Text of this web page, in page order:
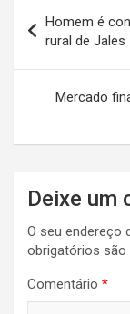
A
p
p
b
o
o
k
de
Post
Homem é
rural de Jales
Mercado
Deixe um
O seu endereço
obrigatórios
Comentário *